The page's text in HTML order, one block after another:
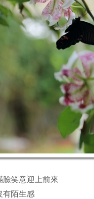
臉笑意迎上前來
有陌生感